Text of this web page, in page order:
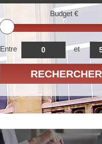
Budget €
Entre et
RECHERCHER